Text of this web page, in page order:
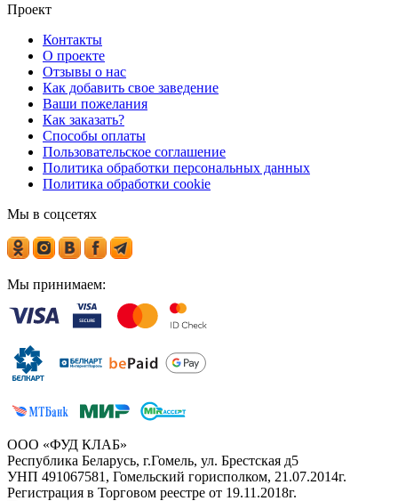
Проект
Контакты
О проекте
Отзывы о нас
Как добавить свое заведение
Ваши пожелания
Как заказать?
Способы оплаты
Пользовательское соглашение
Политика обработки персональных данных
Политика обработки cookie
Мы в соцсетях
Мы принимаем:
ООО «ФУД КЛАБ»
Республика Беларусь, г.Гомель, ул. Брестская д5
УНП 491067581, Гомельский горисполком, 21.07.2014г.
Регистрация в Торговом реестре от 19.11.2018г.